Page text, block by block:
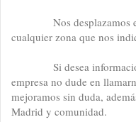
Nos desplazamos en
cualquier zona que nos
Si desea información
empresa no dude en
mejoramos sin duda,
Madrid y comunidad.